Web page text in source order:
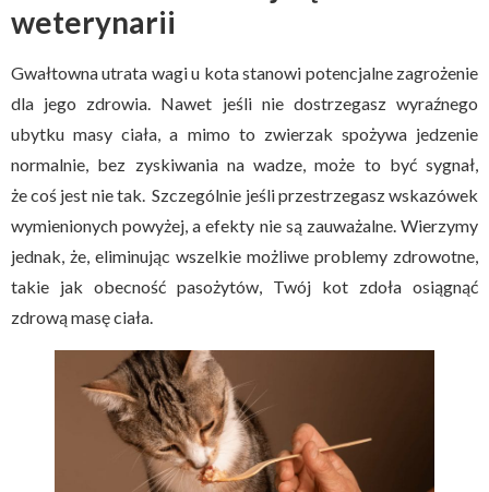
weterynarii
Gwałtowna utrata wagi u kota stanowi potencjalne zagrożenie
dla jego zdrowia. Nawet jeśli nie dostrzegasz wyraźnego
ubytku masy ciała, a mimo to zwierzak spożywa jedzenie
normalnie, bez zyskiwania na wadze, może to być sygnał,
że coś jest nie tak. Szczególnie jeśli przestrzegasz wskazówek
wymienionych powyżej, a efekty nie są zauważalne. Wierzymy
jednak, że, eliminując wszelkie możliwe problemy zdrowotne,
takie jak obecność pasożytów, Twój kot zdoła osiągnąć
zdrową masę ciała.